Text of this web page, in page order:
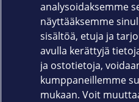
0800
Ma-Pe 8-16 |
analysoidaksemme
näyttääksemme
sisältöä, etuja ja
avulla kerättyjä
ja ostotietoja,
kumppaneillemme
mukaan. Voit